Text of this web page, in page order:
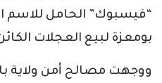
“فيسبوك” الحامل للاسم
بومعزة لبيع العجلات
ووجهت مصالح أمن ولاية